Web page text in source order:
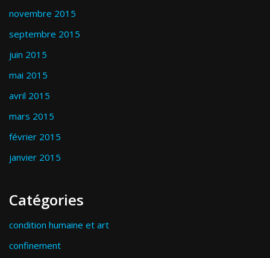
novembre 2015
septembre 2015
juin 2015
mai 2015
avril 2015
mars 2015
février 2015
janvier 2015
Catégories
condition humaine et art
confinement